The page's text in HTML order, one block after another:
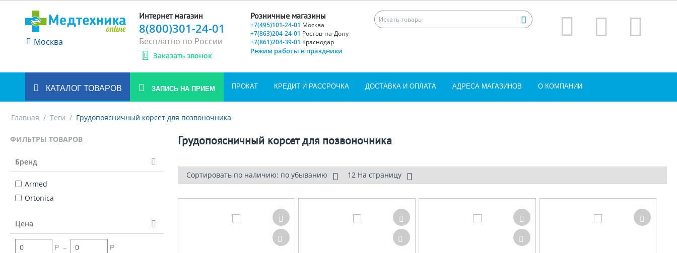
Москва
Интернет магазин
8(800)301-24-01
Бесплатно по России
Заказать звонок
Розничные магазины
+7(495)101-24-01 Москва
+7(863)204-24-01 Ростов-на-Дону
+7(861)204-39-01 Краснодар
Режим работы в праздники
КАТАЛОГ ТОВАРОВ ЗАПИСЬ НА ПРИЕМ ПРОКАТ КРЕДИТ И РАССРОЧКА ДОСТАВКА И ОПЛАТА АДРЕСА МАГАЗИНОВ О КОМПАНИИ
Главная / Теги / Грудопоясничный корсет для позвоночника
ФИЛЬТРЫ ТОВАРОВ
Бренд
Armed
Ortonica
Цена
Р – Р
Грудопоясничный корсет для позвоночника
Сортировать по наличию: по убыванию 12 На страницу